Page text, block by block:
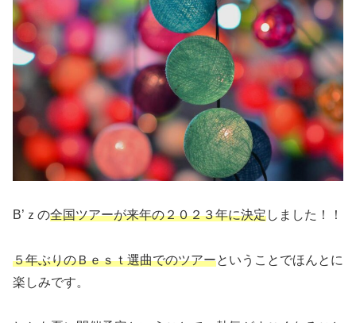
B’ｚの全国ツアーが来年の２０２３年に決定しました！！
５年ぶりのＢｅｓｔ選曲でのツアーということでほんとに
楽しみです。